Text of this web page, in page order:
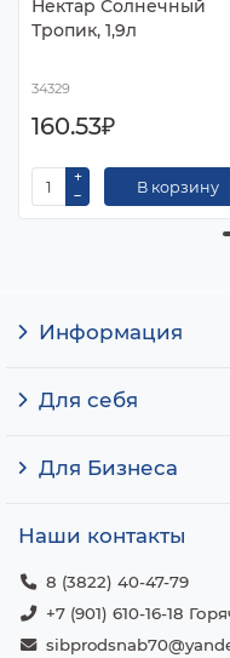
Нектар Солнечный
Тропик, 1,9л
34329
160.53₽
В корзину
Информация
Для себя
Для Бизнеса
Наши контакты
8 (3822) 40-47-79
+7 (901) 610-16-18